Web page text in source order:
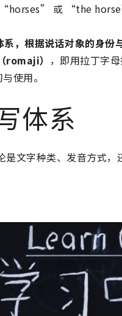
“horses” 或 “the
，根据说话对象的身份
romaji） ，即用拉丁字
使用。
体系
文字种类、发音方式，